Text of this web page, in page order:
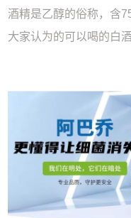
酒精是乙醇的俗称，含
大家认为的可以喝的白酒